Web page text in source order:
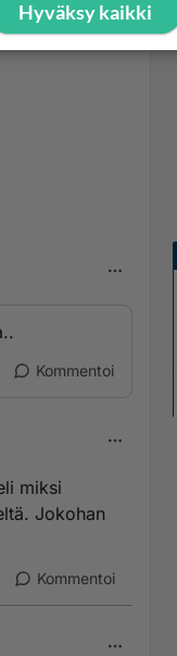
Kommentoi
miksi
Jokohan
Kommentoi
Hyväksy kaikki